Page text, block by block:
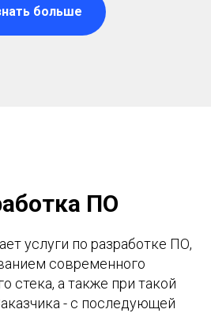
больше
ПО
услуги по разработке ПО,
современного
стека, а также при такой
- с последующей